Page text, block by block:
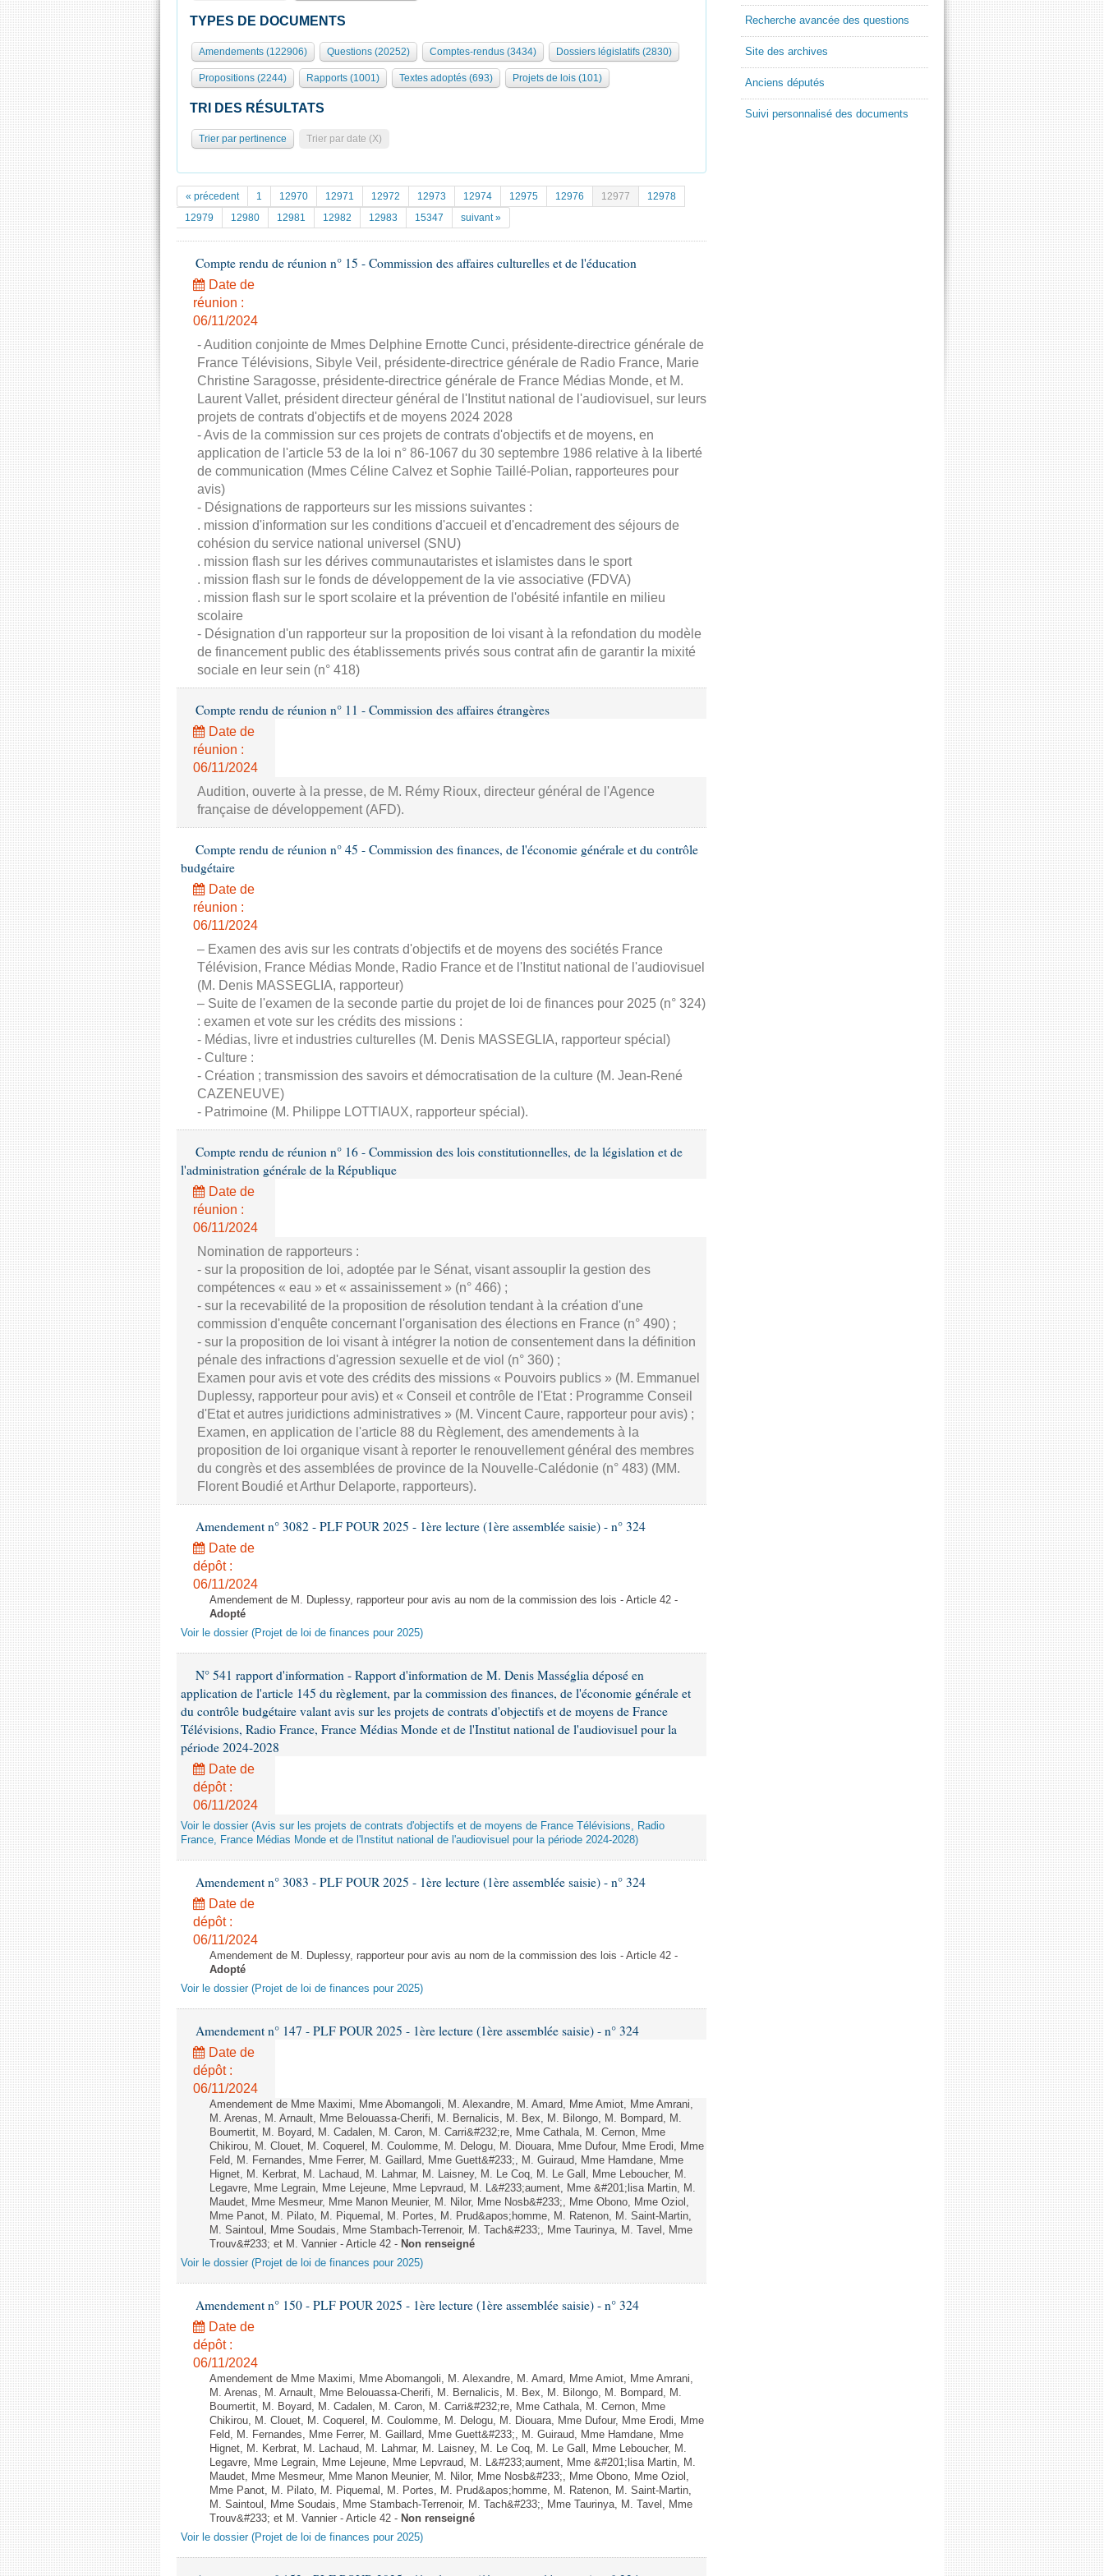
TYPES DE DOCUMENTS
Amendements (122906) Questions (20252) Comptes-rendus (3434) Dossiers législatifs (2830)
Propositions (2244) Rapports (1001) Textes adoptés (693) Projets de lois (101)
TRI DES RÉSULTATS
Trier par pertinence Trier par date (X)
« précedent 1 12970 12971 12972 12973 12974 12975 12976 12977
12978
12979
12980 12981 12982 12983 15347 suivant »
Compte rendu de réunion n° 15 - Commission des affaires culturelles et de l'éducation
Date de
réunion :
06/11/2024
- Audition conjointe de Mmes Delphine Ernotte Cunci, présidente-directrice générale de
France Télévisions, Sibyle Veil, présidente-directrice générale de Radio France, Marie
Christine Saragosse, présidente-directrice générale de France Médias Monde, et M.
Laurent Vallet, président directeur général de l'Institut national de l'audiovisuel, sur leurs
projets de contrats d'objectifs et de moyens 2024 2028
- Avis de la commission sur ces projets de contrats d'objectifs et de moyens, en
application de l'article 53 de la loi n° 86-1067 du 30 septembre 1986 relative à la liberté
de communication (Mmes Céline Calvez et Sophie Taillé-Polian, rapporteures pour
avis)
- Désignations de rapporteurs sur les missions suivantes :
. mission d'information sur les conditions d'accueil et d'encadrement des séjours de
cohésion du service national universel (SNU)
. mission flash sur les dérives communautaristes et islamistes dans le sport
. mission flash sur le fonds de développement de la vie associative (FDVA)
. mission flash sur le sport scolaire et la prévention de l'obésité infantile en milieu
scolaire
- Désignation d'un rapporteur sur la proposition de loi visant à la refondation du modèle
de financement public des établissements privés sous contrat afin de garantir la mixité
sociale en leur sein (n° 418)
Compte rendu de réunion n° 11 - Commission des affaires étrangères
Date de
réunion :
06/11/2024
Audition, ouverte à la presse, de M. Rémy Rioux, directeur général de l'Agence
française de développement (AFD).
Compte rendu de réunion n° 45 - Commission des finances, de l'économie générale et du contrôle
budgétaire
Date de
réunion :
06/11/2024
– Examen des avis sur les contrats d'objectifs et de moyens des sociétés France
Télévision, France Médias Monde, Radio France et de l'Institut national de l'audiovisuel
(M. Denis MASSEGLIA, rapporteur)
– Suite de l'examen de la seconde partie du projet de loi de finances pour 2025 (n° 324)
: examen et vote sur les crédits des missions :
- Médias, livre et industries culturelles (M. Denis MASSEGLIA, rapporteur spécial)
- Culture :
- Création ; transmission des savoirs et démocratisation de la culture (M. Jean-René
CAZENEUVE)
- Patrimoine (M. Philippe LOTTIAUX, rapporteur spécial).
Compte rendu de réunion n° 16 - Commission des lois constitutionnelles, de la législation et de
l'administration générale de la République
Date de
réunion :
06/11/2024
Nomination de rapporteurs :
- sur la proposition de loi, adoptée par le Sénat, visant assouplir la gestion des
compétences « eau » et « assainissement » (n° 466) ;
- sur la recevabilité de la proposition de résolution tendant à la création d'une
commission d'enquête concernant l'organisation des élections en France (n° 490) ;
- sur la proposition de loi visant à intégrer la notion de consentement dans la définition
pénale des infractions d'agression sexuelle et de viol (n° 360) ;
Examen pour avis et vote des crédits des missions « Pouvoirs publics » (M. Emmanuel
Duplessy, rapporteur pour avis) et « Conseil et contrôle de l'Etat : Programme Conseil
d'Etat et autres juridictions administratives » (M. Vincent Caure, rapporteur pour avis) ;
Examen, en application de l'article 88 du Règlement, des amendements à la
proposition de loi organique visant à reporter le renouvellement général des membres
du congrès et des assemblées de province de la Nouvelle-Calédonie (n° 483) (MM.
Florent Boudié et Arthur Delaporte, rapporteurs).
Amendement n° 3082 - PLF POUR 2025 - 1ère lecture (1ère assemblée saisie) - n° 324
Date de
dépôt :
06/11/2024
Amendement de M. Duplessy, rapporteur pour avis au nom de la commission des lois - Article 42 -
Adopté
Voir le dossier (Projet de loi de finances pour 2025)
N° 541 rapport d'information - Rapport d'information de M. Denis Masséglia déposé en
application de l'article 145 du règlement, par la commission des finances, de l'économie générale et
du contrôle budgétaire valant avis sur les projets de contrats d'objectifs et de moyens de France
Télévisions, Radio France, France Médias Monde et de l'Institut national de l'audiovisuel pour la
période 2024-2028
Date de
dépôt :
06/11/2024
Voir le dossier (Avis sur les projets de contrats d'objectifs et de moyens de France Télévisions, Radio
France, France Médias Monde et de l'Institut national de l'audiovisuel pour la période 2024-2028)
Amendement n° 3083 - PLF POUR 2025 - 1ère lecture (1ère assemblée saisie) - n° 324
Date de
dépôt :
06/11/2024
Amendement de M. Duplessy, rapporteur pour avis au nom de la commission des lois - Article 42 -
Adopté
Voir le dossier (Projet de loi de finances pour 2025)
Amendement n° 147 - PLF POUR 2025 - 1ère lecture (1ère assemblée saisie) - n° 324
Date de
dépôt :
06/11/2024
Amendement de Mme Maximi, Mme Abomangoli, M. Alexandre, M. Amard, Mme Amiot, Mme Amrani,
M. Arenas, M. Arnault, Mme Belouassa-Cherifi, M. Bernalicis, M. Bex, M. Bilongo, M. Bompard, M.
Boumertit, M. Boyard, M. Cadalen, M. Caron, M. Carri&#232;re, Mme Cathala, M. Cernon, Mme
Chikirou, M. Clouet, M. Coquerel, M. Coulomme, M. Delogu, M. Diouara, Mme Dufour, Mme Erodi, Mme
Feld, M. Fernandes, Mme Ferrer, M. Gaillard, Mme Guett&#233;, M. Guiraud, Mme Hamdane, Mme
Hignet, M. Kerbrat, M. Lachaud, M. Lahmar, M. Laisney, M. Le Coq, M. Le Gall, Mme Leboucher, M.
Legavre, Mme Legrain, Mme Lejeune, Mme Lepvraud, M. L&#233;aument, Mme &#201;lisa Martin, M.
Maudet, Mme Mesmeur, Mme Manon Meunier, M. Nilor, Mme Nosb&#233;, Mme Obono, Mme Oziol,
Mme Panot, M. Pilato, M. Piquemal, M. Portes, M. Prud&apos;homme, M. Ratenon, M. Saint-Martin,
M. Saintoul, Mme Soudais, Mme Stambach-Terrenoir, M. Tach&#233;, Mme Taurinya, M. Tavel, Mme
Trouv&#233; et M. Vannier - Article 42 - Non renseigné
Voir le dossier (Projet de loi de finances pour 2025)
Amendement n° 150 - PLF POUR 2025 - 1ère lecture (1ère assemblée saisie) - n° 324
Date de
dépôt :
06/11/2024
Amendement de Mme Maximi, Mme Abomangoli, M. Alexandre, M. Amard, Mme Amiot, Mme Amrani,
M. Arenas, M. Arnault, Mme Belouassa-Cherifi, M. Bernalicis, M. Bex, M. Bilongo, M. Bompard, M.
Boumertit, M. Boyard, M. Cadalen, M. Caron, M. Carri&#232;re, Mme Cathala, M. Cernon, Mme
Chikirou, M. Clouet, M. Coquerel, M. Coulomme, M. Delogu, M. Diouara, Mme Dufour, Mme Erodi, Mme
Feld, M. Fernandes, Mme Ferrer, M. Gaillard, Mme Guett&#233;, M. Guiraud, Mme Hamdane, Mme
Hignet, M. Kerbrat, M. Lachaud, M. Lahmar, M. Laisney, M. Le Coq, M. Le Gall, Mme Leboucher, M.
Legavre, Mme Legrain, Mme Lejeune, Mme Lepvraud, M. L&#233;aument, Mme &#201;lisa Martin, M.
Maudet, Mme Mesmeur, Mme Manon Meunier, M. Nilor, Mme Nosb&#233;, Mme Obono, Mme Oziol,
Mme Panot, M. Pilato, M. Piquemal, M. Portes, M. Prud&apos;homme, M. Ratenon, M. Saint-Martin,
M. Saintoul, Mme Soudais, Mme Stambach-Terrenoir, M. Tach&#233;, Mme Taurinya, M. Tavel, Mme
Trouv&#233; et M. Vannier - Article 42 - Non renseigné
Voir le dossier (Projet de loi de finances pour 2025)
Recherche avancée des questions
Site des archives
Anciens députés
Suivi personnalisé des documents